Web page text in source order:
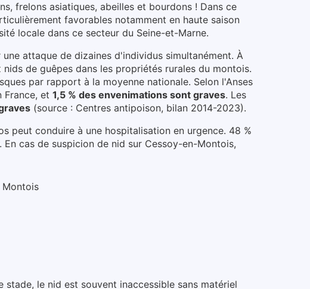
frelons asiatiques, abeilles et bourdons ! Dans ce
favorables notamment en haute saison
locale dans ce secteur du Seine-et-Marne.
attaque de dizaines d'individus simultanément. À
nids de guêpes dans les propriétés rurales du montois.
par rapport à la moyenne nationale. Selon l'Anses
France, et 1,5 % des envenimations sont graves. Les
(source : Centres antipoison, bilan 2014-2023).
peut conduire à une hospitalisation en urgence. 48 %
En cas de suspicion de nid sur Cessoy-en-Montois,
Montois
le nid est souvent inaccessible sans matériel